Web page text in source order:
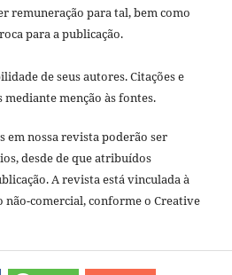
remuneração para tal, bem como
para a publicação.
de seus autores. Citações e
menção às fontes.
em nossa revista poderão ser
desde de que atribuídos
A revista está vinculada à
não-comercial, conforme o Creative